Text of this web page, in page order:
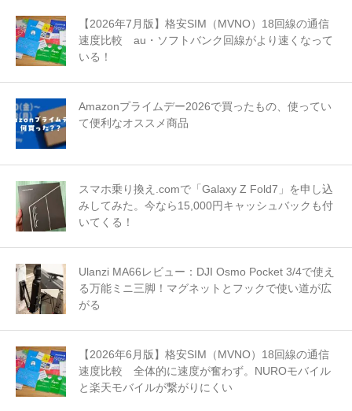
【2026年7月版】格安SIM（MVNO）18回線の通信
速度比較 au・ソフトバンク回線がより速くなって
いる！
Amazonプライムデー2026で買ったもの、使ってい
て便利なオススメ商品
スマホ乗り換え.comで「Galaxy Z Fold7」を申し込
みしてみた。今なら15,000円キャッシュバックも付
いてくる！
Ulanzi MA66レビュー：DJI Osmo Pocket 3/4で使え
る万能ミニ三脚！マグネットとフックで使い道が広
がる
【2026年6月版】格安SIM（MVNO）18回線の通信
速度比較 全体的に速度が奮わず。NUROモバイル
と楽天モバイルが繋がりにくい